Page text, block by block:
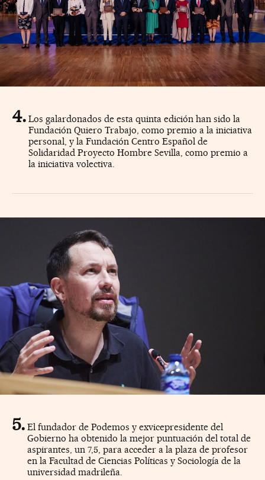
Los galardonados de esta quinta edición han sido la
Fundación Quiero Trabajo, como premio a la iniciativa
personal, y la Fundación Centro Español de
Solidaridad Proyecto Hombre Sevilla, como premio a
la iniciativa volectiva.
El fundador de Podemos y exvicepresidente del
Gobierno ha obtenido la mejor puntuación del total de
aspirantes, un 7,5, para acceder a la plaza de profesor
en la Facultad de Ciencias Políticas y Sociología de la
universidad madrileña.